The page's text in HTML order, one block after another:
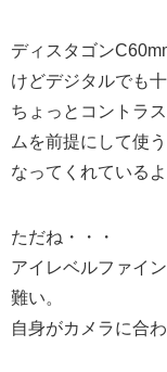
ディスタゴン
けどデジタルでも
ちょっとコントラ
ムを前提にして使
なってくれている
ただね・・・
アイレベルファイ
難い。
自身がカメラに合